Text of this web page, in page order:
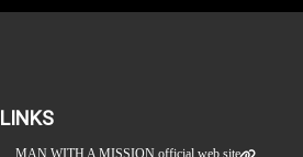
LINKS